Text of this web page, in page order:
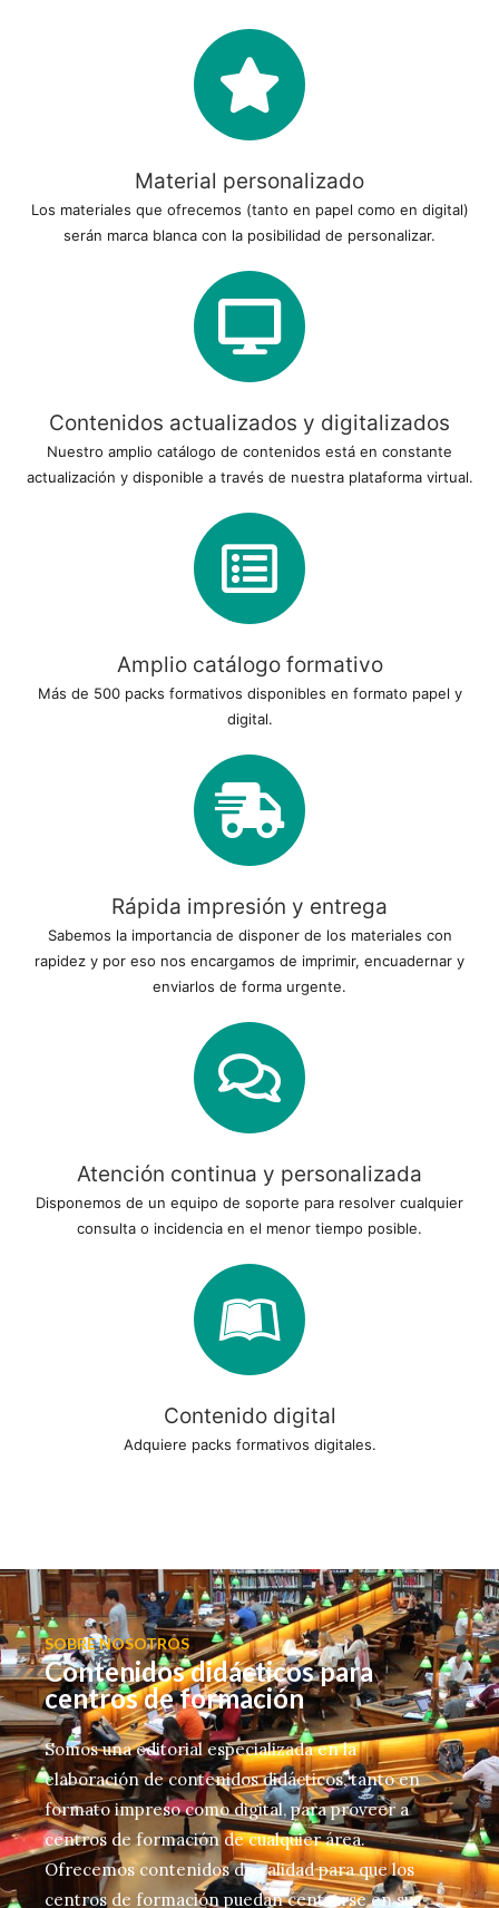
Material personalizado
Los materiales que ofrecemos (tanto en papel como en digital)
serán marca blanca con la posibilidad de personalizar.
Contenidos actualizados y digitalizados
Nuestro amplio catálogo de contenidos está en constante
actualización y disponible a través de nuestra plataforma virtual.
Amplio catálogo formativo
Más de 500 packs formativos disponibles en formato papel y
digital.
Rápida impresión y entrega
Sabemos la importancia de disponer de los materiales con
rapidez y por eso nos encargamos de imprimir, encuadernar y
enviarlos de forma urgente.
Atención continua y personalizada
Disponemos de un equipo de soporte para resolver cualquier
consulta o incidencia en el menor tiempo posible.
Contenido digital
Adquiere packs formativos digitales.
SOBRE NOSOTROS
Contenidos didácticos para
centros de formación
Somos una editorial especializada en la
elaboración de contenidos didácticos, tanto en
formato impreso como digital, para proveer a
centros de formación de cualquier área.
Ofrecemos contenidos de calidad para que los
centros de formación puedan centrarse en sus